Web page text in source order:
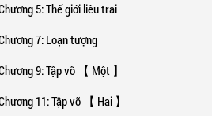
5: Thế giới liêu trai
7: Loạn tượng
9: Tập võ 【 Một 】
11: Tập võ 【 Hai 】